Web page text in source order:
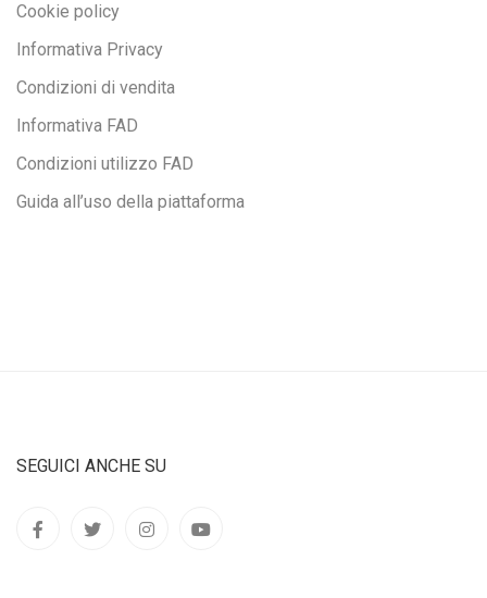
Cookie policy
Informativa Privacy
Condizioni di vendita
Informativa FAD
Condizioni utilizzo FAD
Guida all’uso della piattaforma
SEGUICI ANCHE SU